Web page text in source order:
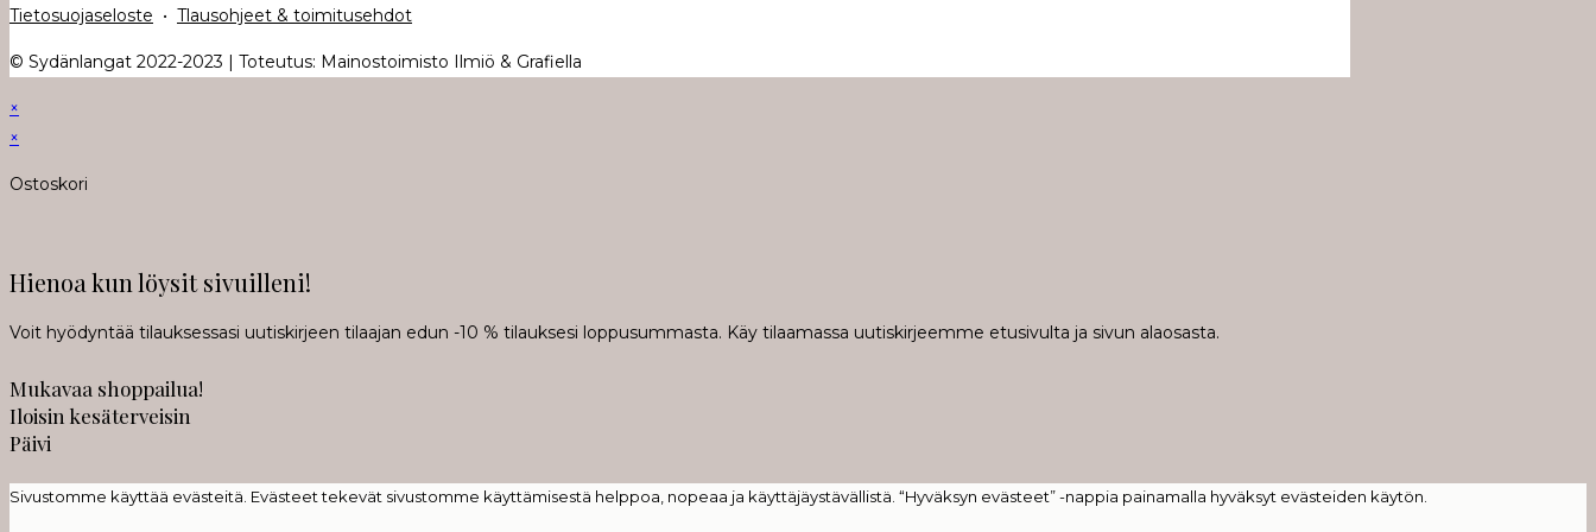
Tietosuojaseloste • Tlausohjeet & toimitusehdot
© Sydänlangat 2022-2023 | Toteutus: Mainostoimisto Ilmiö & Grafiella
×
×
Ostoskori
Hienoa kun löysit sivuilleni!
Voit hyödyntää tilauksessasi uutiskirjeen tilaajan edun -10 % tilauksesi loppusummasta. Käy tilaamassa uutiskirjeemme etusivulta ja sivun alaosasta.
Mukavaa shoppailua!
Iloisin kesäterveisin
Päivi
Sivustomme käyttää evästeitä. Evästeet tekevät sivustomme käyttämisestä helppoa, nopeaa ja käyttäjäystävällistä. “Hyväksyn evästeet” -nappia painamalla hyväksyt evästeiden käytön.